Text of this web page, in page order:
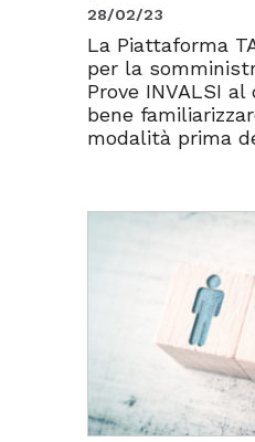
28/02/23
La Piattaforma
per la
Prove INVALSI
bene
modalità prima